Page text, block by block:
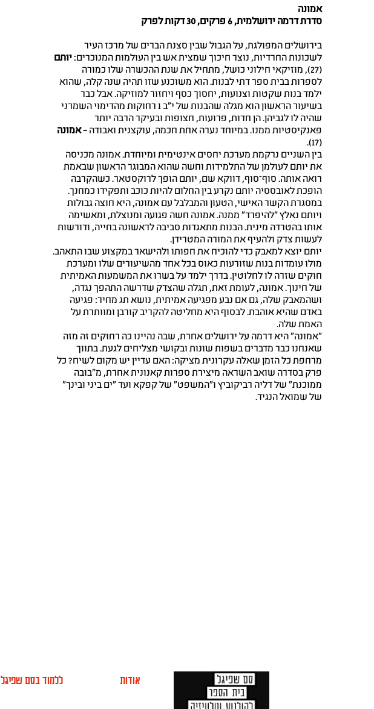
אמונה
סדרת דרמה ירושלמית, 6 פרקים, 30 דקות לפרק
בירושלים המפולגת, על הגבול שבין סצנת הברים של מרכז העיר
לשכונות החרדיות, נוצר חיכוך שמצית אש בין העולמות המנוכרים: יותם
(27), מוזיקאי חילוני כושל, מתחיל את שנת ההכשרה שלו כמורה
לספרות בבית ספר דתי לבנות. הוא משוכנע שזו תהיה שנה קלה, שהוא
ילמד בנות שקטות וצנועות, יחסוך כסף ויחזור למוזיקה. אבל כבר
בשיעור הראשון הוא מגלה שהבנות של י"ב 1 רחוקות מהדימוי השמרני
שהיה לו לגביהן. הן חדות, פרועות, חצופות ובעיקר הרבה יותר
פאנקיסטיות ממנו. במיוחד נערה אחת חכמה, עוקצנית ואבודה –אמונה
(17).
בין השניים נרקמת מערכת יחסים אינטימית ומיוחדת. אמונה מכניסה
את יותם לעולמן של התלמידות וחשה שהוא המבוגר הראשון שבאמת
רואה אותה. סוף־סוף, דווקא שם, יותם הופך לרוקסטאר. כשהקִרבה
הופכת לאובססיה יותם נקרע בין החלום להיות כוכב ותפקידו כמחנך.
במסגרת הקשר האישי, הטעון והמבלבל עם אמונה, היא חוצה גבולות
ויותם נאלץ "להיפרד" ממנה. אמונה חשה פגועה ומנוצלת, ומאשימה
אותו בהטרדה מינית. הבנות מתאגדות סביבה לראשונה בחייה, ודורשות
לעשות צדק ולהעיף את המורה המטרידן.
יותם יוצא למאבק כדי להוכיח את חפותו ולהישאר במקצוע שבו התאהב.
מולו עומדות בנות שזורעות כאוס בכל אחד מהשיעורים שלו ומערכת
חוקים שזרה לו לחלוטין. בדרך ילמד על בשרו את המשמעות האמיתית
של חינוך. אמונה, לעומת זאת, תגלה שהצדק שדרשה התהפך נגדה,
ושהמאבק שלה, גם אם נבע מפגיעה אמיתית, נושא תג מחיר: פגיעה
באדם שהיא אוהבת. לבסוף היא מחליטה להקריב קורבן ומוותרת על
האמת שלה.
"אמונה" היא דרמה על ירושלים אחרת, שבה נהיינו כה רחוקים זה מזה
שאנחנו כבר מדברים בשפות שונות ובקושי מצליחים לגעת. בתווך
מרחפת כל הזמן שאלה עקרונית מציקה: האם עדיין יש מקום לשיח? כל
פרק בסדרה שואב השראה מיצירת ספרות קאנונית אחרת, מ"בובה
ממוכנת" של דליה רביקוביץ ו"המשפט" של קפקא ועד "ים ביני ובינך"
של שמואל הנגיד.
ללמוד בסם שפיגל אודות